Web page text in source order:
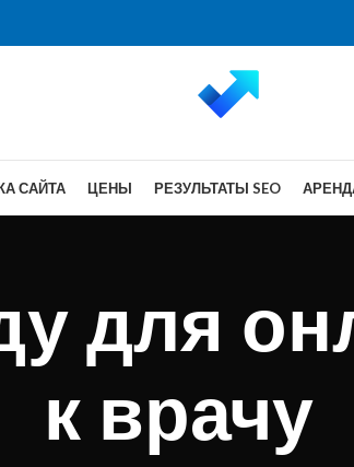
САЙТА ЦЕНЫ РЕЗУЛЬТАТЫ SEO
для
к врачу